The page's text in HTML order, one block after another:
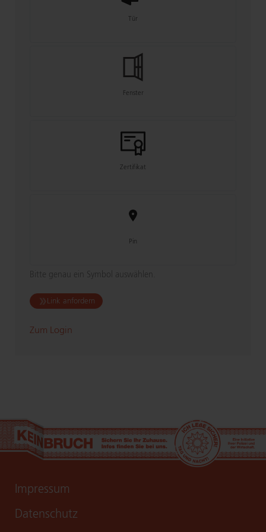
Tür
Fenster
Zertifikat
Pin
Bitte genau ein Symbol auswählen.
Link anfordern
Zum Login
Impressum
Datenschutz